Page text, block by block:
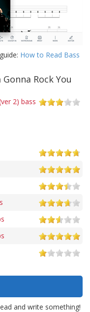
How to Read Bass
Rock You
2) bass
and write something!